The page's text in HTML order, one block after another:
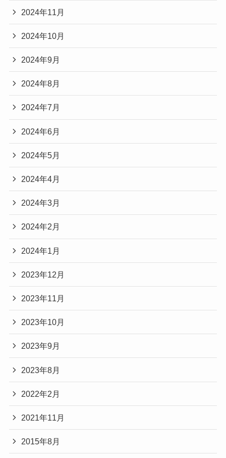
2024年11月
2024年10月
2024年9月
2024年8月
2024年7月
2024年6月
2024年5月
2024年4月
2024年3月
2024年2月
2024年1月
2023年12月
2023年11月
2023年10月
2023年9月
2023年8月
2022年2月
2021年11月
2015年8月